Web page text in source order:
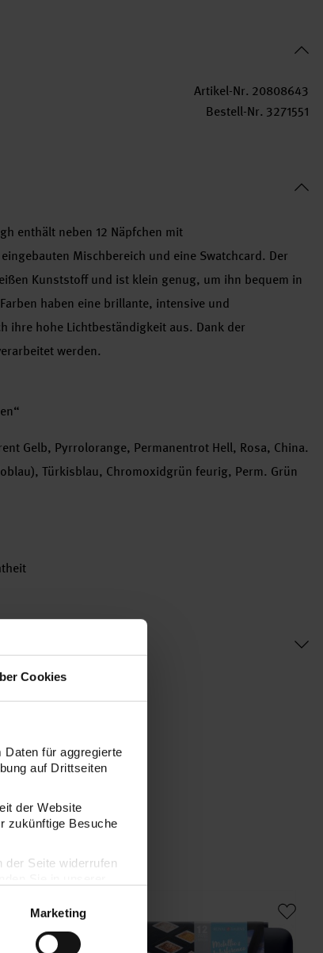
Cookies
Daten für aggregierte
auf Drittseiten
der Website
zukünftige Besuche
der Seite widerrufen
Marketing
Artikel-Nr. 20808643
Bestell-Nr. 3271551
enthält neben 12 Näpfchen mit
Mischbereich und eine Swatchcard. Der
Kunststoff und ist klein genug, um ihn bequem in
haben eine brillante, intensive und
ihre hohe Lichtbeständigkeit aus. Dank der
werden.
Gelb, Pyrrolorange, Permanentrot Hell, Rosa, China.
Türkisblau, Chromoxidgrün feurig, Perm. Grün